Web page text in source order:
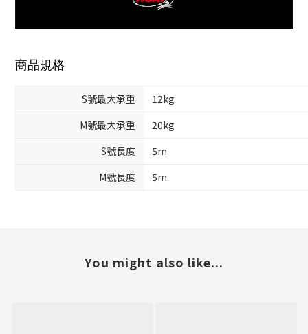
商品規格
S號最大承重
12kg
M號最大承重
20kg
S號長度
5m
M號長度
5m
You might also like...